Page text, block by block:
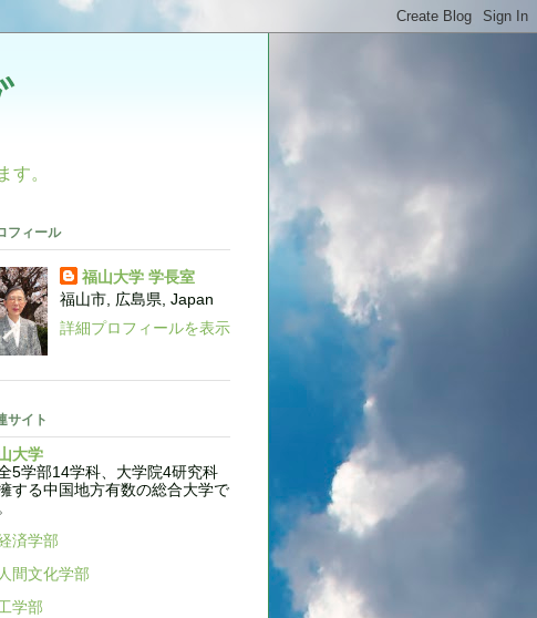
す。
フィール
福山大学 学長室
福山市, 広島県, Japan
詳細プロフィールを表示
サイト
大学
5学部14学科、大学院4研究科
する中国地方有数の総合大学で
済学部
人間文化学部
学部